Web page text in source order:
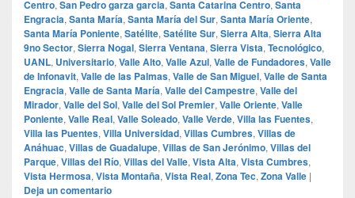
Centro, San Pedro garza garcia, Santa Catarina Centro, Santa
Engracia, Santa María, Santa María del Sur, Santa María Oriente,
Santa María Poniente, Satélite, Satélite Sur, Sierra Alta, Sierra Alta
9no Sector, Sierra Nogal, Sierra Ventana, Sierra Vista, Tecnológico,
UANL, Universitario, Valle Alto, Valle Azul, Valle de Fundadores, Valle
de Infonavit, Valle de las Palmas, Valle de San Miguel, Valle de Santa
Engracia, Valle de Santa María, Valle del Campestre, Valle del
Mirador, Valle del Sol, Valle del Sol Premier, Valle Oriente, Valle
Poniente, Valle Real, Valle Soleado, Valle Verde, Villa las Fuentes,
Villa las Puentes, Villa Universidad, Villas Cumbres, Villas de
Anáhuac, Villas de Guadalupe, Villas de San Jerónimo, Villas del
Parque, Villas del Río, Villas del Valle, Vista Alta, Vista Cumbres,
Vista Hermosa, Vista Montaña, Vista Real, Zona Tec, Zona Valle |
Deja un comentario